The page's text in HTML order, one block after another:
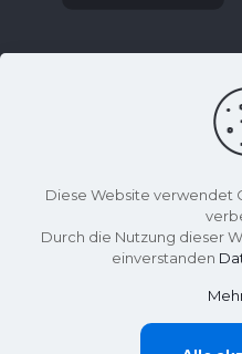
sekretariat at gym-
Effelder Weg 2,
Stein
Käthe-Kollwitz-
Diese Website verwendet
Durch die Nutzung dieser
einverstanden